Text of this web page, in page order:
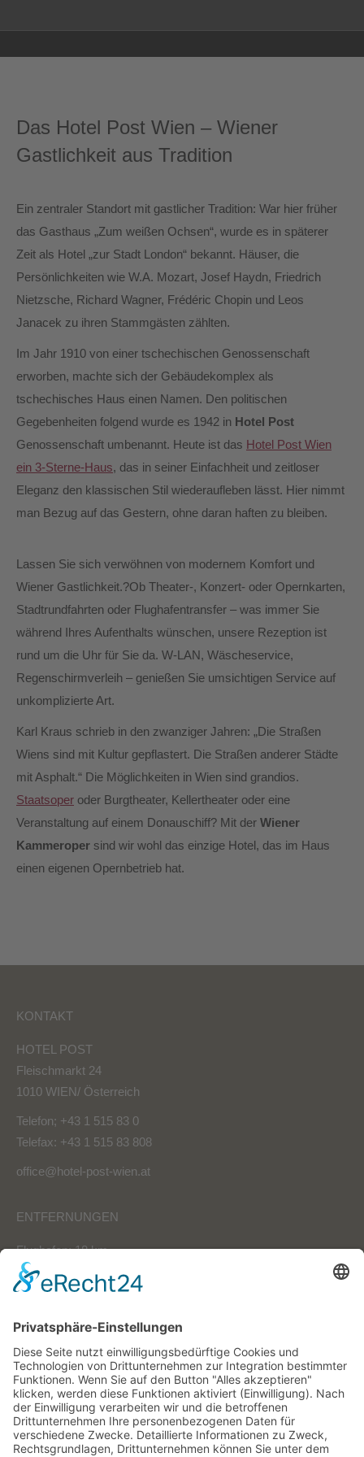
Das Hotel Post Wien – Wiener
Gastlichkeit aus Tradition
Ein zentraler Standort mit gastlicher Tradition: War hier früher
das Gasthaus „Zum weißen Ochsen“, wurde es in späterer
Zeit als Hotel „zur Stadt London“ bekannt. Häuser, die
Persönlichkeiten wie W.A. Mozart, Josef Haydn, Friedrich
Nietzsche, Richard Wagner, Frédéric Chopin und Leos
Janacek zu ihren Stammgästen zählten.
Im Jahr 1910 von einer tschechischen Genossenschaft
erworben, machte sich der Gebäudekomplex als
tschechisches Haus einen Namen. Den politischen
Gegebenheiten folgend wurde es 1942 in Hotel Post
Genossenschaft umbenannt. Heute ist das Hotel Post Wien
ein 3-Sterne-Haus, das in seiner Einfachheit und zeitloser
Eleganz den klassischen Stil wiederaufleben lässt. Hier nimmt
man Bezug auf das Gestern, ohne daran haften zu bleiben.
Lassen Sie sich verwöhnen von modernem Komfort und
Wiener Gastlichkeit.?Ob Theater-, Konzert- oder Opernkarten,
Stadtrundfahrten oder Flughafentransfer – was immer Sie
während Ihres Aufenthalts wünschen, unsere Rezeption ist
rund um die Uhr für Sie da. W-LAN, Wäscheservice,
Regenschirmverleih – genießen Sie umsichtigen Service auf
unkomplizierte Art.
Karl Kraus schrieb in den zwanziger Jahren: „Die Straßen
Wiens sind mit Kultur gepflastert. Die Straßen anderer Städte
mit Asphalt.“ Die Möglichkeiten in Wien sind grandios.
Staatsoper oder Burgtheater, Kellertheater oder eine
Veranstaltung auf einem Donauschiff? Mit der Wiener
Kammeroper sind wir wohl das einzige Hotel, das im Haus
einen eigenen Opernbetrieb hat.
KONTAKT
HOTEL POST
Fleischmarkt 24
1010 WIEN/ Österreich
Telefon; +43 1 515 83 0
Telefax: +43 1 515 83 808
office@hotel-post-wien.at
ENTFERNUNGEN
Flughafen: 18 km
mit Zug/ Bahn 30 min
mit U-Bahn 15 min
Westbahnhof: 7 km
mit U-Bahn 12 min
SAFE STAY VIENNA